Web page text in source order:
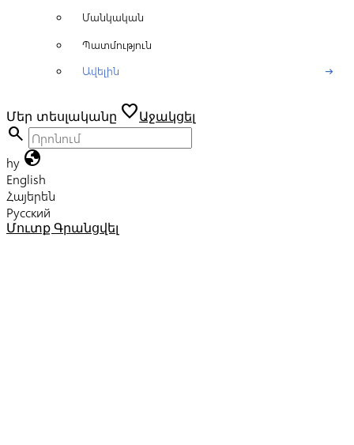
Մանկական
Պատմություն
Ավելին
arrow_right_alt
Մեր տեսլականը favoriteԱջակցել
search
hy globe
English
Հայերեն
Русский
Մուտք Գրանցվել